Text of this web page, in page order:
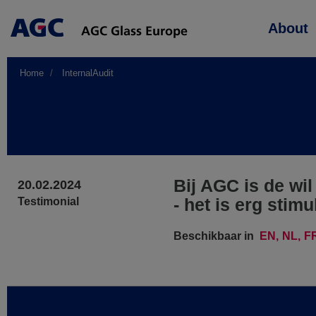
Main
About
Home InternalAudit
20.02.2024
Testimonial
Bij AGC is de
- het is erg
Beschikbaar in EN NL